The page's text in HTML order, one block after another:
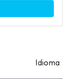
Idioma